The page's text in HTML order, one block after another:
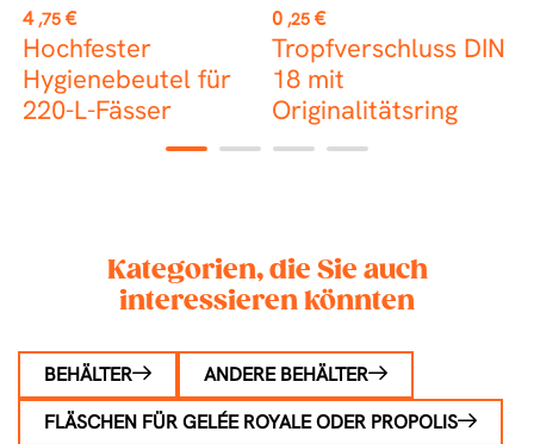
Preis
4 ,75 €
Hochfester
Hygienebeutel für
220-L-Fässer
Preis
0 ,25 €
Tropfverschluss DIN
18 mit
Originalitätsring
1 2 3 4
Kategorien, die Sie auch
interessieren könnten
BEHÄLTER
ANDERE BEHÄLTER
FLÄSCHEN FÜR GELÉE ROYALE ODER PROPOLIS